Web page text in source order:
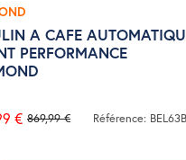
A CAFE
PERFORMANCE
869,99 €
€ Référence: